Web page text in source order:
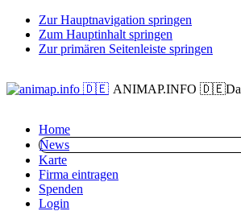
Zur Hauptnavigation springen
Zum Hauptinhalt springen
Zur primären Seitenleiste springen
ANIMAP.INFO 🇩🇪
Home
News
Karte
Firma eintragen
Spenden
Login